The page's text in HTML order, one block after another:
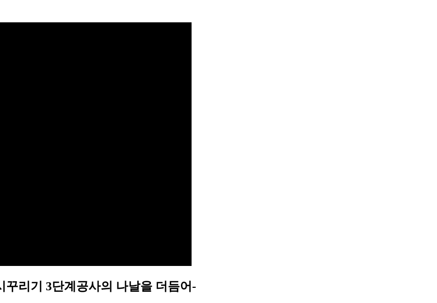
리기 3단계공사의 나날을 더듬어-